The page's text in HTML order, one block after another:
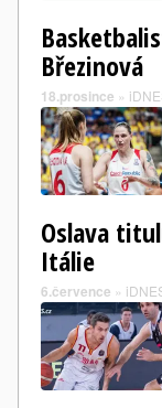
Březinová
18.prosince »
Oslava
Itálie
6.července »